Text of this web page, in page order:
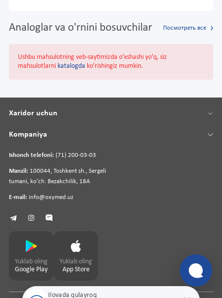
Analoglar va o'rnini bosuvchilar Посмотреть все
Ushbu mahsulotning veb-saytimizda o'xshashi yo'q, siz
mahsulotlarni katalogda ko'rishingiz mumkin.
Ilovada qulayroq
Ishonch telefoni: (71) 200-03-03
Manzil: 100044, Toshkent sh., Sergeli
tumani, koʻch. Bezakchilik, 18A
E-mail: info@oxymed.uz
Xaridor uchun
Kompaniya
Yuklab oling
Google Play
Yuklab oling
App Store